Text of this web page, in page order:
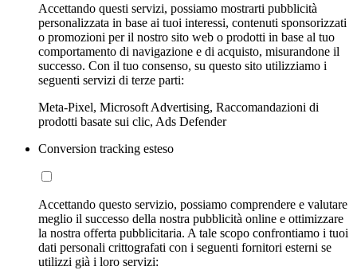
Accettando questi servizi, possiamo mostrarti pubblicità
personalizzata in base ai tuoi interessi, contenuti sponsorizzati
o promozioni per il nostro sito web o prodotti in base al tuo
comportamento di navigazione e di acquisto, misurandone il
successo. Con il tuo consenso, su questo sito utilizziamo i
seguenti servizi di terze parti:
Meta-Pixel, Microsoft Advertising, Raccomandazioni di
prodotti basate sui clic, Ads Defender
Conversion tracking esteso
Accettando questo servizio, possiamo comprendere e valutare
meglio il successo della nostra pubblicità online e ottimizzare
la nostra offerta pubblicitaria. A tale scopo confrontiamo i tuoi
dati personali crittografati con i seguenti fornitori esterni se
utilizzi già i loro servizi: